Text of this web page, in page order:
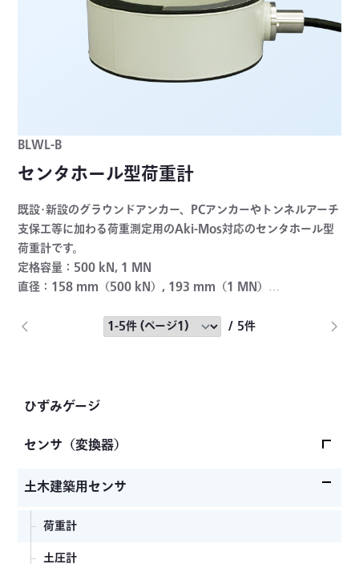
BLWL-B
センタホール型荷重計
既設･新設のグラウンドアンカー、PCアンカーやトンネルアーチ
支保工等に加わる荷重測定用のAki-Mos対応のセンタホール型
荷重計です。
定格容量：500 kN, 1 MN
直径：158 mm（500 kN）, 193 mm（1 MN）
/ 5件
ひずみゲージ
センサ（変換器）
ロードセル
加速度センサ
圧力センサ
土木建築用センサ
荷重計
土圧計